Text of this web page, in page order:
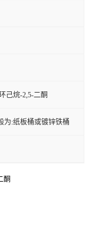
己烷-2,5-二酮
为:纸板桶或镀锌铁桶
酮